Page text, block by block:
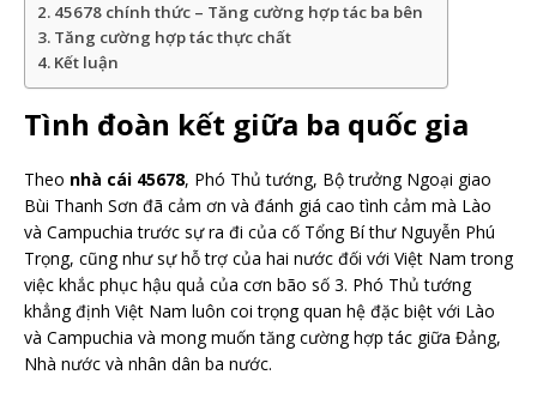
45678 chính thức – Tăng cường hợp tác ba bên
Tăng cường hợp tác thực chất
Kết luận
Tình đoàn kết giữa ba quốc gia
Theo nhà cái 45678, Phó Thủ tướng, Bộ trưởng Ngoại giao
Bùi Thanh Sơn đã cảm ơn và đánh giá cao tình cảm mà Lào
và Campuchia trước sự ra đi của cố Tổng Bí thư Nguyễn Phú
Trọng, cũng như sự hỗ trợ của hai nước đối với Việt Nam trong
việc khắc phục hậu quả của cơn bão số 3. Phó Thủ tướng
khẳng định Việt Nam luôn coi trọng quan hệ đặc biệt với Lào
và Campuchia và mong muốn tăng cường hợp tác giữa Đảng,
Nhà nước và nhân dân ba nước.